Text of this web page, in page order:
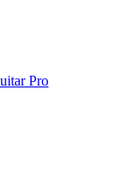
Pro